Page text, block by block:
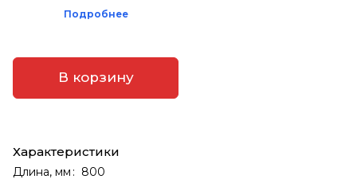
Подробнее
В корзину
Характеристики
Длина, мм : 800